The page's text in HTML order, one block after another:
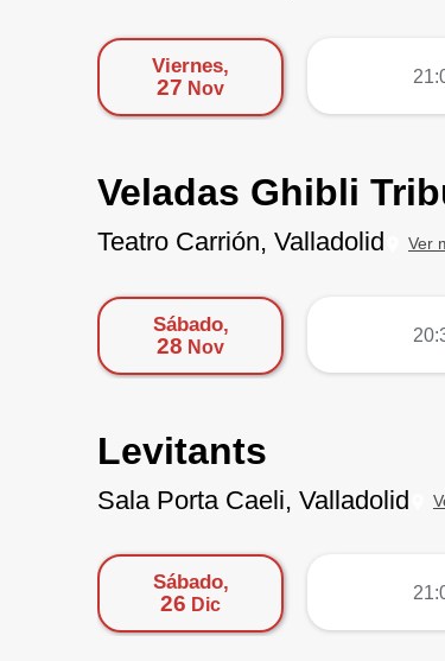
Viernes,
27 Nov
Veladas Ghibli
Teatro Carrión, Valladolid Ver
Sábado,
28 Nov
Levitants
Sala Porta Caeli, Valladolid
Sábado,
26 Dic